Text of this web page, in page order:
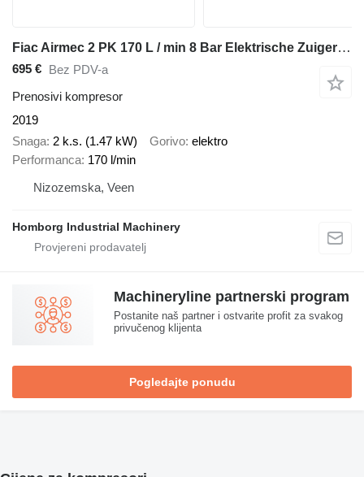
Fiac Airmec 2 PK 170 L / min 8 Bar Elektrische Zuigercompressor Overs
695 € Bez PDV-a
Prenosivi kompresor
2019
Snaga 2 k.s. (1.47 kW) Gorivo elektro
Performanca 170 l/min
Nizozemska, Veen
Homborg Industrial Machinery
Machineryline partnerski program
Postanite naš partner i ostvarite profit za svakog
privučenog klijenta
Pogledajte ponudu